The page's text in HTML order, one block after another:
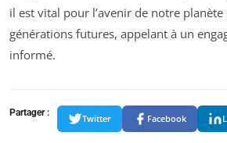
il est vital pour l’avenir de notre
générations futures, appelant à un
informé.
Partager :
Twitter Facebook